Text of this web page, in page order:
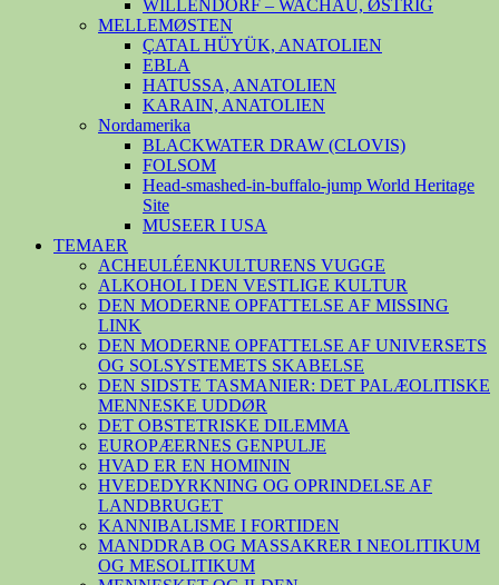
WILLENDORF – WACHAU, ØSTRIG
MELLEMØSTEN
ÇATAL HÜYÜK, ANATOLIEN
EBLA
HATUSSA, ANATOLIEN
KARAIN, ANATOLIEN
Nordamerika
BLACKWATER DRAW (CLOVIS)
FOLSOM
Head-smashed-in-buffalo-jump World Heritage
Site
MUSEER I USA
TEMAER
ACHEULÉENKULTURENS VUGGE
ALKOHOL I DEN VESTLIGE KULTUR
DEN MODERNE OPFATTELSE AF MISSING
LINK
DEN MODERNE OPFATTELSE AF UNIVERSETS
OG SOLSYSTEMETS SKABELSE
DEN SIDSTE TASMANIER: DET PALÆOLITISKE
MENNESKE UDDØR
DET OBSTETRISKE DILEMMA
EUROPÆERNES GENPULJE
HVAD ER EN HOMININ
HVEDEDYRKNING OG OPRINDELSE AF
LANDBRUGET
KANNIBALISME I FORTIDEN
MANDDRAB OG MASSAKRER I NEOLITIKUM
OG MESOLITIKUM